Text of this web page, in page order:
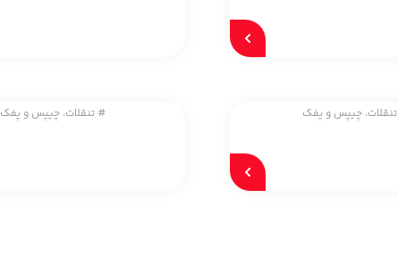
تنقلات، چیپس و پفک # تنقلات، چیپس و پفک